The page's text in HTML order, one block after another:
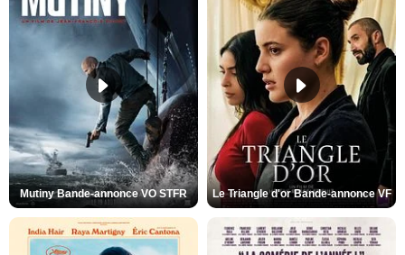
Mutiny Bande-annonce VO STFR Le Triangle d'or Bande-annonce VF